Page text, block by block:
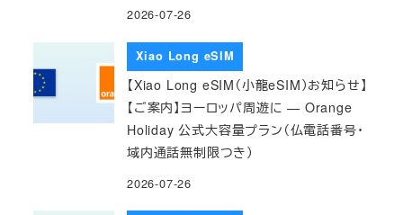
2026-07-26
Xiao Long eSIM
【Xiao Long eSIM（小龍eSIM）お知らせ】
【ご案内】ヨーロッパ周遊に — Orange
Holiday 公式大容量プラン（仏電話番号・
域内通話無制限つき）
2026-07-26